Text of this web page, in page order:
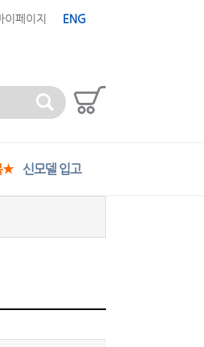
이페이지 ENG
★ 신모델 입고